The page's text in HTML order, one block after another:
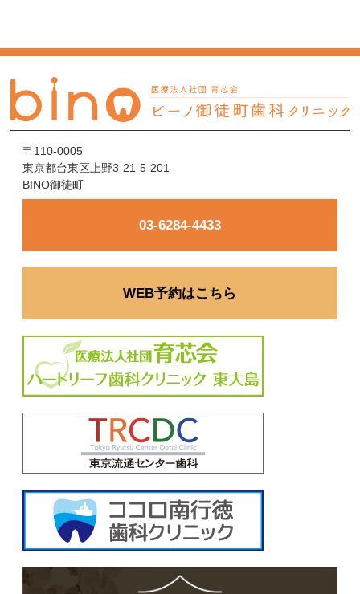
〒110-0005
東京都台東区上野3-21-5-201
BINO御徒町
03-6284-4433
WEB予約はこちら